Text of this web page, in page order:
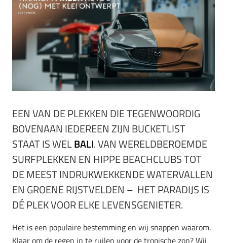
EEN VAN DE PLEKKEN DIE TEGENWOORDIG
BOVENAAN IEDEREEN ZIJN BUCKETLIST
STAAT IS WELBALI. VAN WERELDBEROEMDE
SURFPLEKKEN EN HIPPE BEACHCLUBS TOT
DE MEEST INDRUKWEKKENDE WATERVALLEN
EN GROENE RIJSTVELDEN – HET PARADIJS IS
DÉ PLEK VOOR ELKE LEVENSGENIETER.
Het is een populaire bestemming en wij snappen waarom.
Klaar om de regen in te ruilen voor de tropische zon? Wij